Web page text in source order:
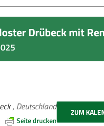
Drübeck mit
, Deutschland
Seite drucken
ZUM